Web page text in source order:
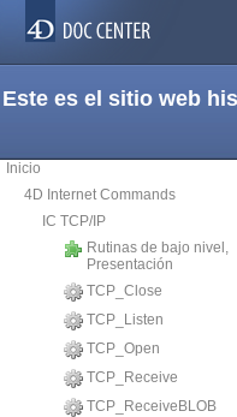
Este es el sitio web
Inicio
4D Internet Commands
IC TCP/IP
Rutinas de bajo nivel,
Presentación
TCP_Close
TCP_Listen
TCP_Open
TCP_Receive
TCP_ReceiveBLOB